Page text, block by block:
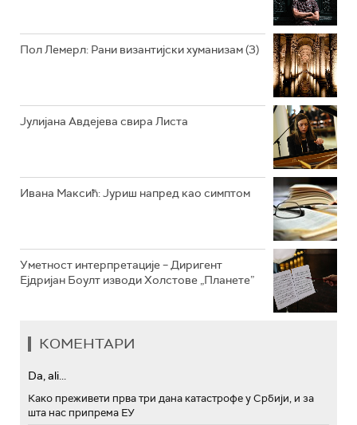
Пол Лемерл: Рани византијски хуманизам (3)
Јулијана Авдејева свира Листа
Ивана Максић: Јуриш напред као симптом
Уметност интерпретације – Диригент
Ејдријан Боулт изводи Холстове „Планете”
КОМЕНТАРИ
Da, ali...
Како преживети прва три дана катастрофе у Србији, и за
шта нас припрема ЕУ